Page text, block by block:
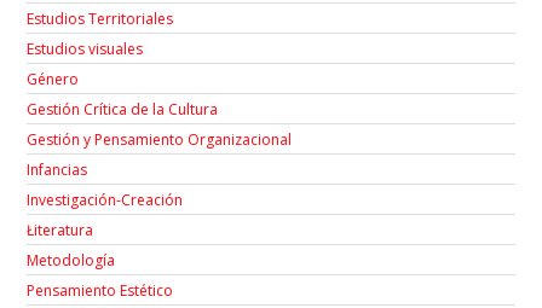
Estudios Territoriales
Estudios visuales
Género
Gestión Crítica de la Cultura
Gestión y Pensamiento Organizacional
Infancias
Investigación-Creación
Łiteratura
Metodología
Pensamiento Estético